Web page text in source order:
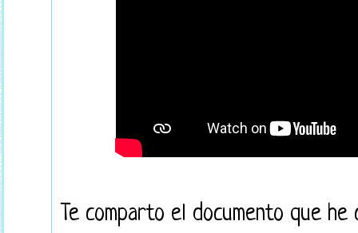
Te comparto el documento que